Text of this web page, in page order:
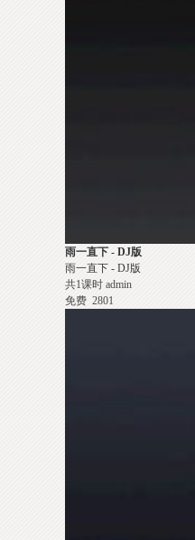
雨一直下 - DJ版
雨一直下 - DJ版
共1课时 admin
免费 2801